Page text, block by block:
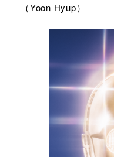
（Yoon Hyup）